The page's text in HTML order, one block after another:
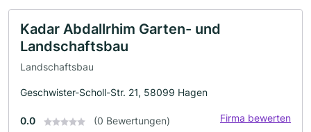
Kadar Abdallrhim Garten- und
Landschaftsbau
Landschaftsbau
Geschwister-Scholl-Str. 21, 58099 Hagen
0.0 (0 Bewertungen) Firma bewerten